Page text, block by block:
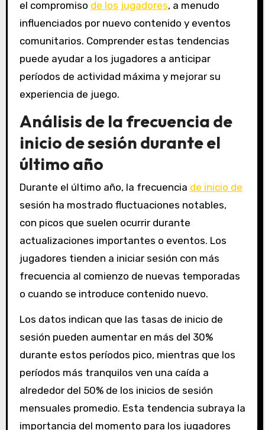
el compromiso de los jugadores, a menudo
influenciados por nuevo contenido y eventos
comunitarios. Comprender estas tendencias
puede ayudar a los jugadores a anticipar
períodos de actividad máxima y mejorar su
experiencia de juego.
Análisis de la frecuencia de
inicio de sesión durante el
último año
Durante el último año, la frecuencia de inicio de
sesión ha mostrado fluctuaciones notables,
con picos que suelen ocurrir durante
actualizaciones importantes o eventos. Los
jugadores tienden a iniciar sesión con más
frecuencia al comienzo de nuevas temporadas
o cuando se introduce contenido nuevo.
Los datos indican que las tasas de inicio de
sesión pueden aumentar en más del 30%
durante estos períodos pico, mientras que los
períodos más tranquilos ven una caída a
alrededor del 50% de los inicios de sesión
mensuales promedio. Esta tendencia subraya la
importancia del momento para los jugadores